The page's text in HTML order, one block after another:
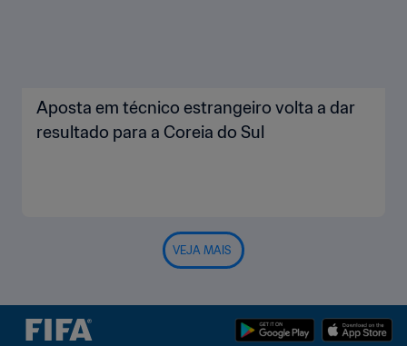
Aposta em técnico estrangeiro volta a dar
resultado para a Coreia do Sul
VEJA MAIS